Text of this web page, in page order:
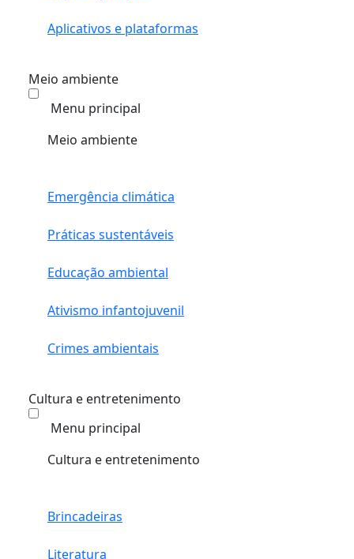
Aplicativos e plataformas
Meio ambiente
Menu principal
Meio ambiente
Emergência climática
Práticas sustentáveis
Educação ambiental
Ativismo infantojuvenil
Crimes ambientais
Cultura e entretenimento
Menu principal
Cultura e entretenimento
Brincadeiras
Literatura